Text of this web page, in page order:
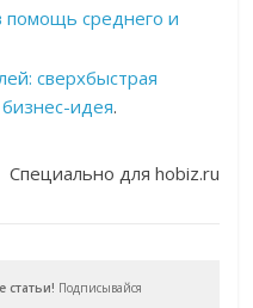
помощь среднего и
сверхбыстрая
бизнес-идея.
Специально для hobiz.ru
статьи! Подписывайся